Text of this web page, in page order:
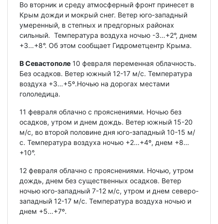
Во вторник и среду атмосферный фронт принесет в
Крым дожди и мокрый снег. Ветер юго-западный
умеренный, в степных и предгорных районах
сильный. Температура воздуха ночью -3…+2°, днем
+3…+8°. Об этом сообщает Гидрометцентр Крыма.
В Севастополе 10 февраля переменная облачность.
Без осадков. Ветер южный 12-17 м/с. Температура
воздуха +3…+5º.Ночью на дорогах местами
гололедица.
11 февраля облачно с прояснениями. Ночью без
осадков, утром и днем дождь. Ветер южный 15-20
м/с, во второй половине дня юго-западный 10-15 м/
с. Температура воздуха ночью +2…+4º, днем +8…
+10°.
12 февраля облачно с прояснениями. Ночью, утром
дождь, днем без существенных осадков. Ветер
ночью юго-западный 7-12 м/с, утром и днем северо-
западный 12-17 м/с. Температура воздуха ночью и
днем +5…+7º.